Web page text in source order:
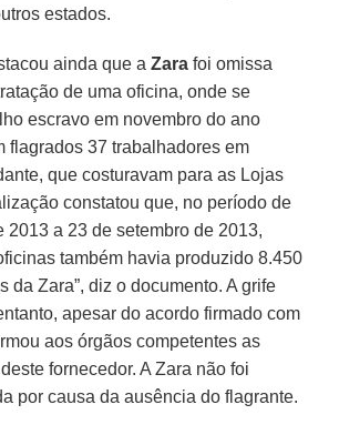
estados.
ainda que aZara foi omissa
de uma oficina, onde se
escravo em novembro do ano
flagrados 37 trabalhadores em
que costuravam para as Lojas
constatou que, no período de
2013 a 23 de setembro de 2013,
também havia produzido 8.450
da Zara”, diz o documento. A grife
apesar do acordo firmado com
aos órgãos competentes as
fornecedor. A Zara não foi
por causa da ausência do flagrante.